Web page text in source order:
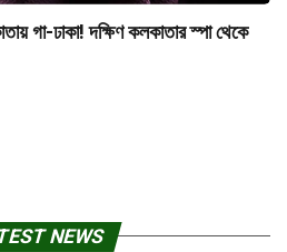
গা-ঢাকা! দক্ষিণ কলকাতার স্পা থেকে
NEWS